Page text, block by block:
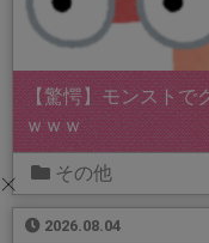
【驚愕】モンストで
ｗｗｗ
その他
2026.08.04